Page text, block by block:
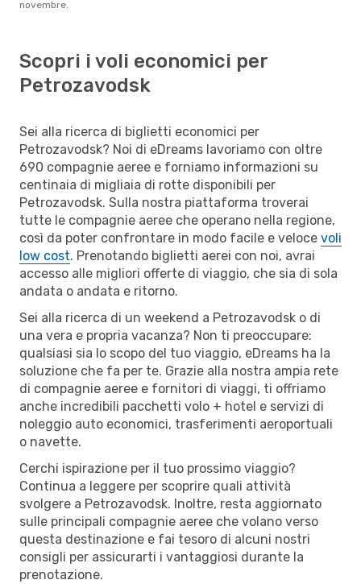
novembre.
Scopri i voli economici per
Petrozavodsk
Sei alla ricerca di biglietti economici per
Petrozavodsk? Noi di eDreams lavoriamo con oltre
690 compagnie aeree e forniamo informazioni su
centinaia di migliaia di rotte disponibili per
Petrozavodsk. Sulla nostra piattaforma troverai
tutte le compagnie aeree che operano nella regione,
così da poter confrontare in modo facile e veloce voli
low cost. Prenotando biglietti aerei con noi, avrai
accesso alle migliori offerte di viaggio, che sia di sola
andata o andata e ritorno.
Sei alla ricerca di un weekend a Petrozavodsk o di
una vera e propria vacanza? Non ti preoccupare:
qualsiasi sia lo scopo del tuo viaggio, eDreams ha la
soluzione che fa per te. Grazie alla nostra ampia rete
di compagnie aeree e fornitori di viaggi, ti offriamo
anche incredibili pacchetti volo + hotel e servizi di
noleggio auto economici, trasferimenti aeroportuali
o navette.
Cerchi ispirazione per il tuo prossimo viaggio?
Continua a leggere per scoprire quali attività
svolgere a Petrozavodsk. Inoltre, resta aggiornato
sulle principali compagnie aeree che volano verso
questa destinazione e fai tesoro di alcuni nostri
consigli per assicurarti i vantaggiosi durante la
prenotazione.